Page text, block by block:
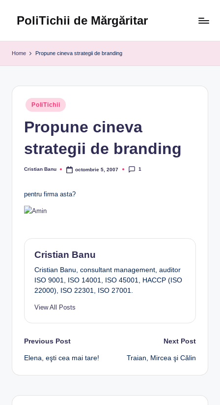
PoliTichii de Mărgăritar
Home Propune cineva strategii de branding
Posted
in
PoliTichii
Propune cineva
strategii de branding
Posted
Cristian Banu octombrie 5, 2007 1
pentru firma asta?
Cristian Banu
Cristian Banu, consultant management, auditor
ISO 9001, ISO 14001, ISO 45001, HACCP (ISO
22000), ISO 22301, ISO 27001.
View All Posts
Post
navigation
Previous Post
Elena, eşti cea mai tare!
Next Post
Traian, Mircea şi Călin